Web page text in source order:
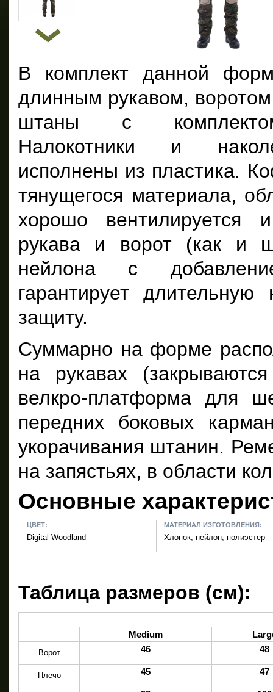
В комплект данной
длинным рукавом,
штаны с
Налокотники и
исполнены из пластика.
тянущегося материала,
хорошо вентилируется
рукава и ворот (как и
нейлона с
гарантирует
защиту.
Суммарно на форме
на рукавах
велкро-платформа для
передних боковых
укорачивания штанин.
на запястьях, в области
Основные
ЦВЕТ:
Digital Woodland
МАТЕРИАЛ ИЗГОТОВЛЕНИЯ:
Хлопок, нейлон, полиэстер
Таблица размеров (см):
Medium
Ворот 46 48
Плечо 45 47